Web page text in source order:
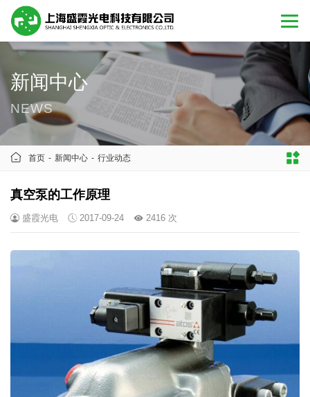
新闻中心
NEWS
首页 - 新闻中心 - 行业动态
真空泵的工作原理
盛霞光电 2017-09-24 2416 次